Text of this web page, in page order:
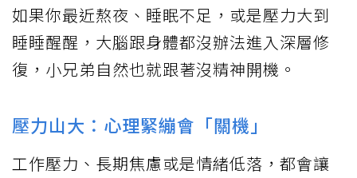
如果你最近熬夜、睡眠不足，或是壓力大到
睡睡醒醒，大腦跟身體都沒辦法進入深層修
復，小兄弟自然也就跟著沒精神開機。
壓力山大：心理緊繃會「關機」
工作壓力、長期焦慮或是情緒低落，都會讓